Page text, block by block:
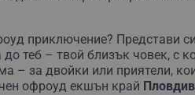
приключение? Представи
до теб – твой близък човек, с
– за двойки или приятели,
офроуд екшън край Пловдив